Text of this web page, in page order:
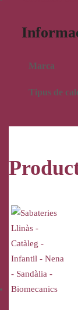
Marca
Tipus de